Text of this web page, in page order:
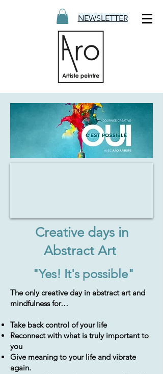
NEWSLETTER
Creative days in
Abstract Art
"Yes! It's possible"
The only creative day in abstract art and
mindfulness for…
Take back control of your life
Reconnect with what is truly important to
you
Give meaning to your life and vibrate
again.